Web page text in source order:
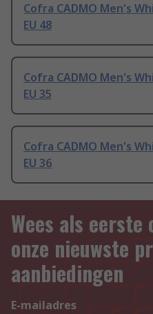
Cofra CADMO Men's
EU 48
Cofra CADMO Men's
EU 35
Cofra CADMO Men's
EU 36
Wees als eerste
onze nieuwste
aanbiedingen
E-mailadres